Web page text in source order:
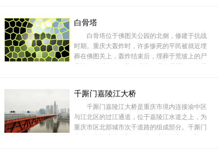
（1914），奉大总统令，将岳飞像并入同祀，更
名关岳庙。在抗战时期，关岳庙曾是中国远征军
出征仪式举办地。但凡将士出
白骨塔
白骨塔位于佛图关公园的北侧，修建于抗战
时期。重庆大轰炸时，许多惨死的平民被就近埋
葬在佛图关上，轰炸结束后，埋葬于荒坡上的尸
灰、红砖垒成，通高约7米。地址：重庆市渝中区
鹅岭正街176号门票：3元开放时间：全天电话：
(023)63656060
千厮门嘉陵江大桥
千厮门嘉陵江大桥是重庆市境内连接渝中区
与江北区的过江通道，位于嘉陵江水道之上，为
重庆市区北部城市次干道路的组成部分。千厮门